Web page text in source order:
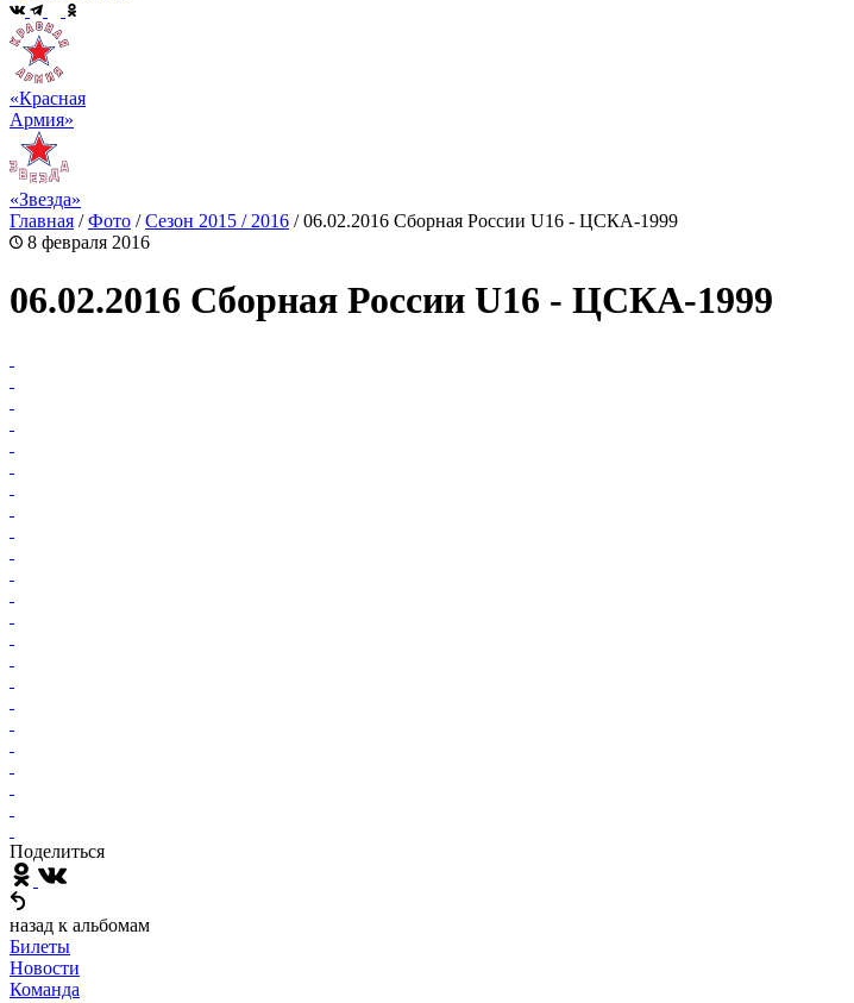
«Красная
Армия»
«Звезда»
Главная /Фото /Сезон 2015 / 2016 /06.02.2016 Сборная России U16 - ЦСКА-1999
8 февраля 2016
06.02.2016 Сборная России U16 - ЦСКА-1999
Поделиться
назад к альбомам
Билеты
Новости
Команда